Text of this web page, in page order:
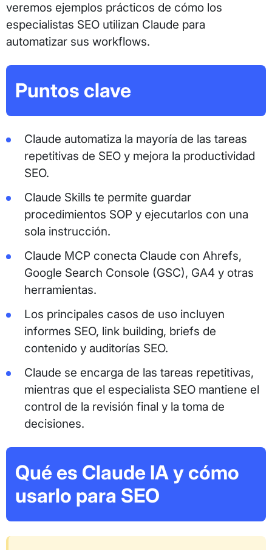
veremos ejemplos prácticos de cómo los
especialistas SEO utilizan Claude para
automatizar sus workflows.
Puntos clave
Claude automatiza la mayoría de las tareas
repetitivas de SEO y mejora la productividad
SEO.
Claude Skills te permite guardar
procedimientos SOP y ejecutarlos con una
sola instrucción.
Claude MCP conecta Claude con Ahrefs,
Google Search Console (GSC), GA4 y otras
herramientas.
Los principales casos de uso incluyen
informes SEO, link building, briefs de
contenido y auditorías SEO.
Claude se encarga de las tareas repetitivas,
mientras que el especialista SEO mantiene el
control de la revisión final y la toma de
decisiones.
Qué es Claude IA y cómo
usarlo para SEO